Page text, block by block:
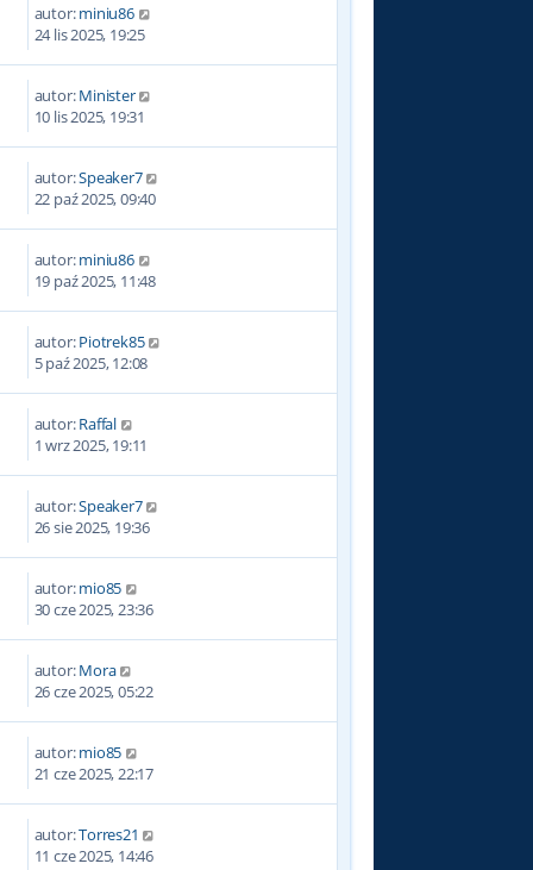
autor:miniu86
24 lis 2025, 19:25
autor:Minister
10 lis 2025, 19:31
autor:Speaker7
22 paź 2025, 09:40
autor:miniu86
19 paź 2025, 11:48
autor:Piotrek85
5 paź 2025, 12:08
autor:Raffal
1 wrz 2025, 19:11
autor:Speaker7
26 sie 2025, 19:36
autor:mio85
30 cze 2025, 23:36
autor:Mora
26 cze 2025, 05:22
autor:mio85
21 cze 2025, 22:17
autor:Torres21
11 cze 2025, 14:46